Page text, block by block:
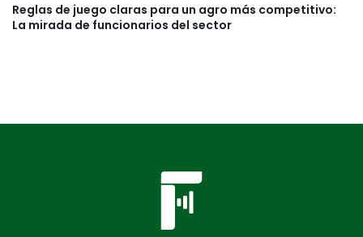
Reglas de juego claras para un agro más competitivo:
La mirada de funcionarios del sector